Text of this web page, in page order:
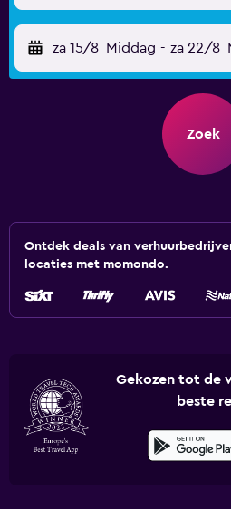
za 15/8 Middag - za 22/8
Zoek
Ontdek deals van
locaties met momondo.
Gekozen tot de
beste